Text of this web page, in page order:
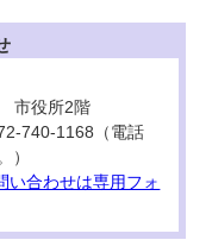
市役所2階
740-1168（電話
）
合わせは専用フォ